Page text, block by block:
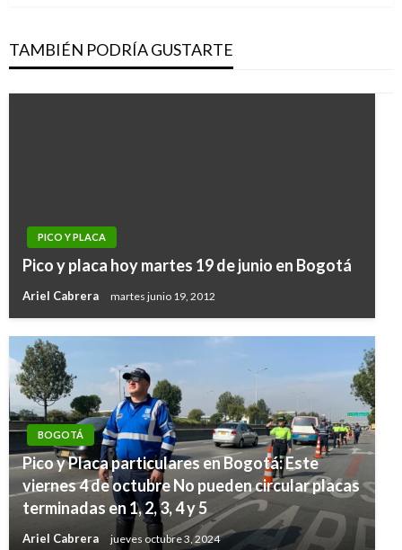
TAMBIÉN PODRÍA GUSTARTE
PICO Y PLACA
Pico y placa hoy martes 19 de junio en Bogotá
Ariel Cabrera martes junio 19, 2012
BOGOTÁ
Pico y Placa particulares en Bogotá: Este
viernes 4 de octubre No pueden circular placas
terminadas en 1, 2, 3, 4 y 5
Ariel Cabrera jueves octubre 3, 2024